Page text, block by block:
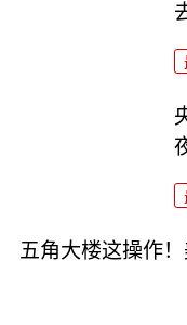
五角大楼这操作